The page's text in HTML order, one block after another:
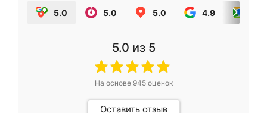
5.0 5.0 5.0 4.9
5.0 из 5
На основе 945оценок
Оставить отзыв